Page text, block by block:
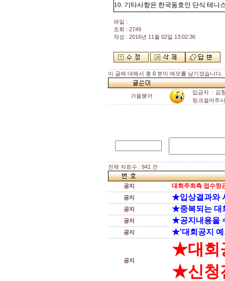
10. 기타사항은 한국동호인 단식 테니
파일 :
조회 : 2749
작성 : 2016년 11월 02일 13:02:36
이 글에 대해서 총 0 분이 메모를 남기셨습니다.
가을붕어
입금자 : 김
링크걸어주
전체 자료수 : 941 건
공지 대회주최측 접수창
공지 ★입상결과와
공지 ★중복되는 대
공지 ★공지내용을
공지 ★'대회공지 예
공지
★대회
★신청